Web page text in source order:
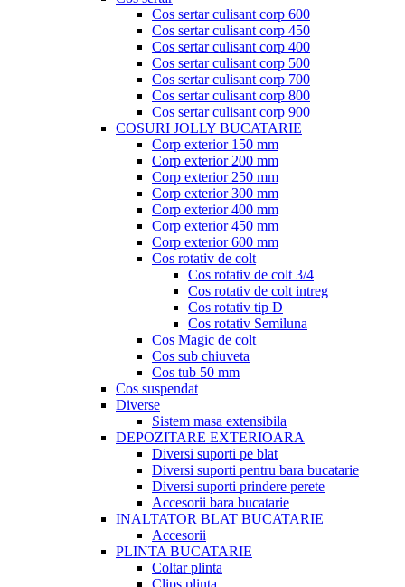
Cos sertar culisant corp 600
Cos sertar culisant corp 450
Cos sertar culisant corp 400
Cos sertar culisant corp 500
Cos sertar culisant corp 700
Cos sertar culisant corp 800
Cos sertar culisant corp 900
COSURI JOLLY BUCATARIE
Corp exterior 150 mm
Corp exterior 200 mm
Corp exterior 250 mm
Corp exterior 300 mm
Corp exterior 400 mm
Corp exterior 450 mm
Corp exterior 600 mm
Cos rotativ de colt
Cos rotativ de colt 3/4
Cos rotativ de colt intreg
Cos rotativ tip D
Cos rotativ Semiluna
Cos Magic de colt
Cos sub chiuveta
Cos tub 50 mm
Cos suspendat
Diverse
Sistem masa extensibila
DEPOZITARE EXTERIOARA
Diversi suporti pe blat
Diversi suporti pentru bara bucatarie
Diversi suporti prindere perete
Accesorii bara bucatarie
INALTATOR BLAT BUCATARIE
Accesorii
PLINTA BUCATARIE
Coltar plinta
Clips plinta